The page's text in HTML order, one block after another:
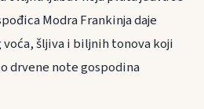
Modra Frankinja daje
voća, šljiva i biljnih tonova koji
drvene note gospodina